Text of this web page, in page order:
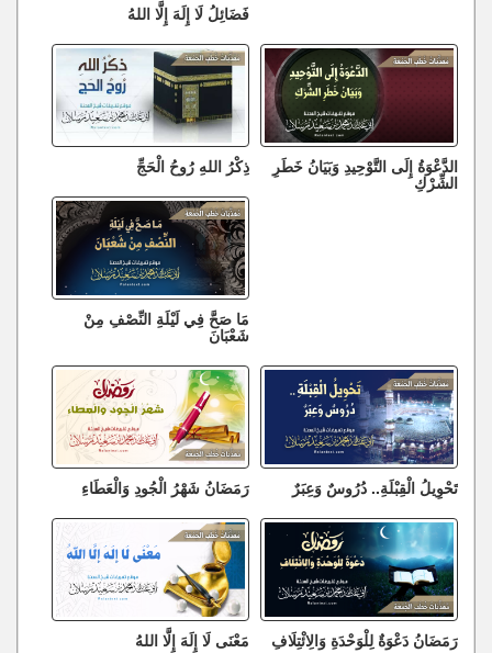
فَضَائِلُ لَا إِلَهَ إِلَّا اللهُ
الدَّعْوَةُ إِلَى التَّوْحِيدِ وَبَيَانُ خَطَرِ
الشِّرْكِ
ذِكْرُ اللهِ رُوحُ الْحَجِّ
مَا صَحَّ فِي لَيْلَةِ النِّصْفِ مِنْ
شَعْبَانَ
تَحْوِيلُ الْقِبْلَةِ.. دُرُوسٌ وَعِبَرٌ رَمَضَانُ شَهْرُ الْجُودِ وَالْعَطَاءِ
رَمَضَانُ دَعْوَةٌ لِلْوَحْدَةِ وَالِائْتِلَافِ مَعْنَى لَا إِلَهَ إِلَّا اللهُ